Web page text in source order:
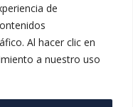
de
Al hacer clic en
a nuestro uso